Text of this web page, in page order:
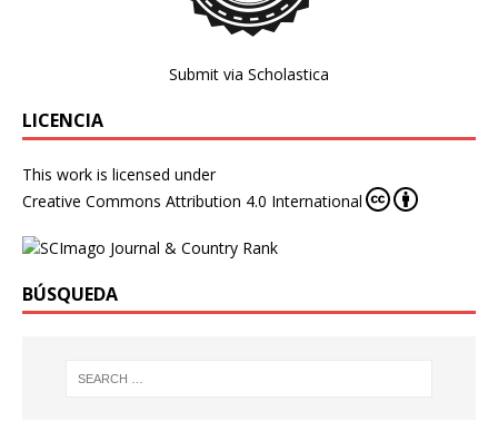
Submit via Scholastica
LICENCIA
This work is licensed under
Creative Commons Attribution 4.0 International
BÚSQUEDA